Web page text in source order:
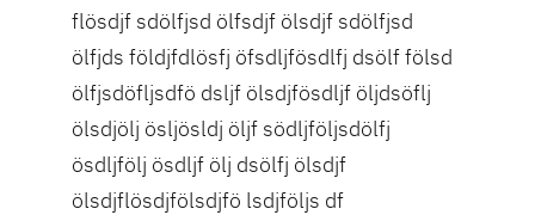
flösdjf sdölfjsd ölfsdjf ölsdjf sdölfjsd
ölfjds földjfdlösfj öfsdljfösdlfj dsölf fölsd
ölfjsdöfljsdfö dsljf ölsdjfösdljf öljdsöflj
ölsdjölj ösljösldj öljf södljföljsdölfj
ösdljfölj ösdljf ölj dsölfj ölsdjf
ölsdjflösdjfölsdjfö lsdjföljs df